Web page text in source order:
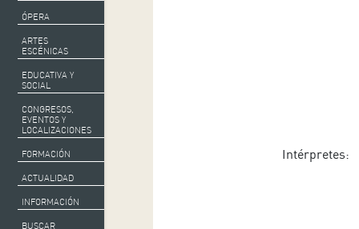
ÓPERA
ARTES
ESCÉNICAS
EDUCATIVA Y
SOCIAL
CONGRESOS,
EVENTOS Y
LOCALIZACIONES
FORMACIÓN
ACTUALIDAD
INFORMACIÓN
BUSCAR
Intérpretes: